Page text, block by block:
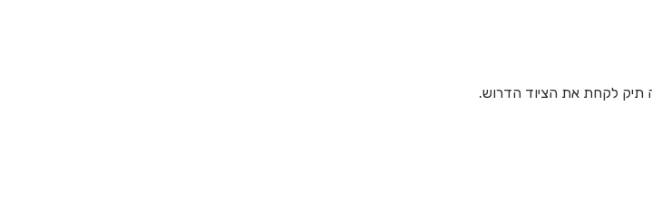
תיק לקחת את הציוד הדרוש.